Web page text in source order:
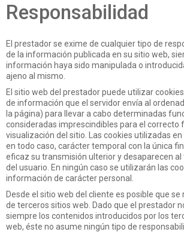
Responsabilidad
El prestador se exime de cualquier tipo de
de la información publicada en su sitio web,
información haya sido manipulada o
ajeno al mismo.
El sitio web del prestador puede utilizar
de información que el servidor envía al
la página) para llevar a cabo determinadas
consideradas imprescindibles para el correcto
visualización del sitio. Las cookies utilizadas
en todo caso, carácter temporal con la única
eficaz su transmisión ulterior y desaparecen
del usuario. En ningún caso se utilizarán las
información de carácter personal.
Desde el sitio web del cliente es posible que
de terceros sitios web. Dado que el prestador
siempre los contenidos introducidos por los
web, éste no asume ningún tipo de